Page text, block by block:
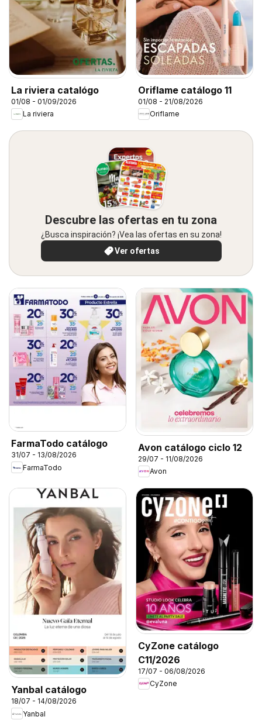
La riviera catalógo
01/08 - 01/09/2026
La riviera
Oriflame catálogo 11
01/08 - 21/08/2026
Oriflame
Descubre las ofertas en tu zona
¿Busca inspiración? ¡Vea las ofertas en su zona!
Ver ofertas
FarmaTodo catálogo
31/07 - 13/08/2026
FarmaTodo
Avon catálogo ciclo 12
29/07 - 11/08/2026
Avon
Yanbal catálogo
18/07 - 14/08/2026
Yanbal
CyZone catálogo
C11/2026
17/07 - 06/08/2026
CyZone